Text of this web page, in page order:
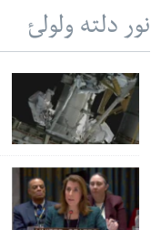
نور دلته ولولئ